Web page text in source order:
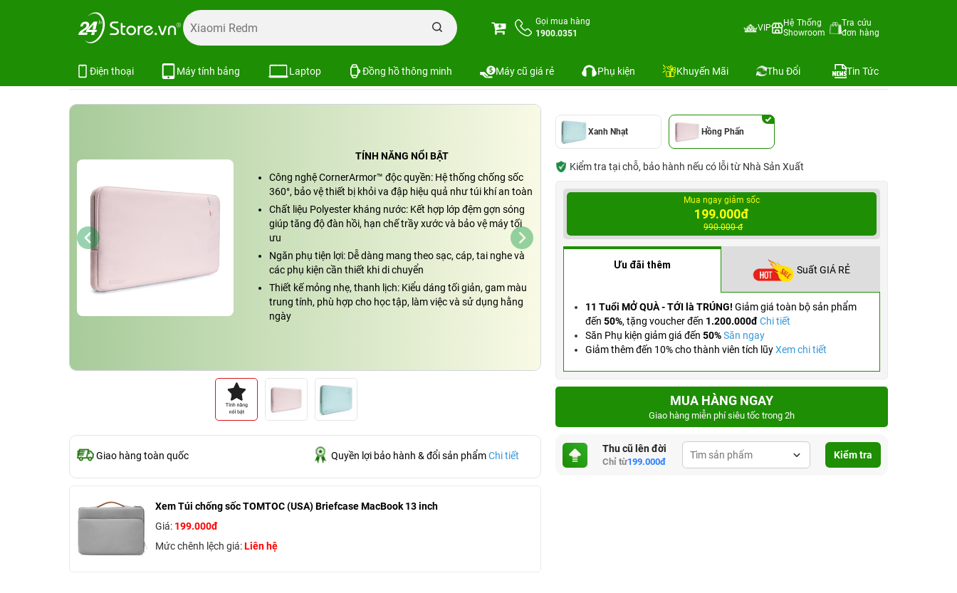
Gọi mua hàng
1900.0351
VIP
Hệ Thống
Showroom
Tra cứu
đơn hàng
Điện thoại Máy tính bảng Laptop Đồng hồ thông minh Máy cũ giá rẻ Phụ kiện Khuyến Mãi Thu Đổi Tin Tức
Trang chủ Phụ kiện MacBook Túi chống sốc Tomtoc (USA) Protective MacBook 13 inch
Túi chống sốc Tomtoc (USA) Protective MacBook 13 inch
Xem cấu hình So sánh
TÍNH NĂNG NỔI BẬT
Công nghệ CornerArmor™ độc quyền: Hệ thống chống sốc
360°, bảo vệ thiết bị khỏi va đập hiệu quả như túi khí an toàn
Chất liệu Polyester kháng nước: Kết hợp lớp đệm gợn sóng
giúp tăng độ đàn hồi, hạn chế trầy xước và bảo vệ máy tối
ưu
Ngăn phụ tiện lợi: Dễ dàng mang theo sạc, cáp, tai nghe và
các phụ kiện cần thiết khi di chuyển
Thiết kế mỏng nhẹ, thanh lịch: Kiểu dáng tối giản, gam màu
trung tính, phù hợp cho học tập, làm việc và sử dụng hằng
ngày
Giao hàng toàn quốc Quyền lợi bảo hành & đổi sản phẩm Chi tiết
Xem Túi chống sốc TOMTOC (USA) Briefcase MacBook 13 inch
Giá: 199.000đ
Mức chênh lệch giá:Liên hệ
Xanh Nhạt Hồng Phấn
Kiểm tra tại chỗ, bảo hành nếu có lỗi từ Nhà Sản Xuất
Mua ngay giảm sốc
199.000đ
990.000 đ
Ưu đãi thêm Suất GIÁ RẺ
11 Tuổi MỞ QUÀ - TỚI là TRÚNG! Giảm giá toàn bộ sản phẩm
đến 50%, tặng voucher đến 1.200.000đ Chi tiết
Săn Phụ kiện giảm giá đến 50% Săn ngay
Giảm thêm đến 10% cho thành viên tích lũyXem chi tiết
MUA HÀNG NGAY
Giao hàng miễn phí siêu tốc trong 2h
Thu cũ lên đời
Chỉ từ199.000đ
Kiểm tra